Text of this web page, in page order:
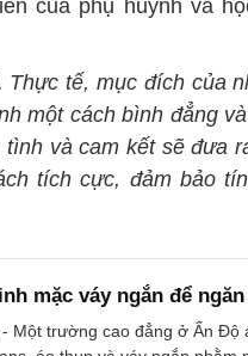
của phụ huynh và
Thực tế, mục đích của
một cách bình đẳng
và cam kết sẽ đưa
tích cực, đảm bảo
mặc váy ngắn để
- Một trường cao đẳng ở Ấn Độ